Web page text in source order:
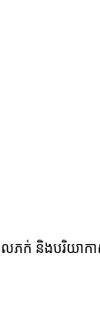
ភក់ និងបរិយាកា